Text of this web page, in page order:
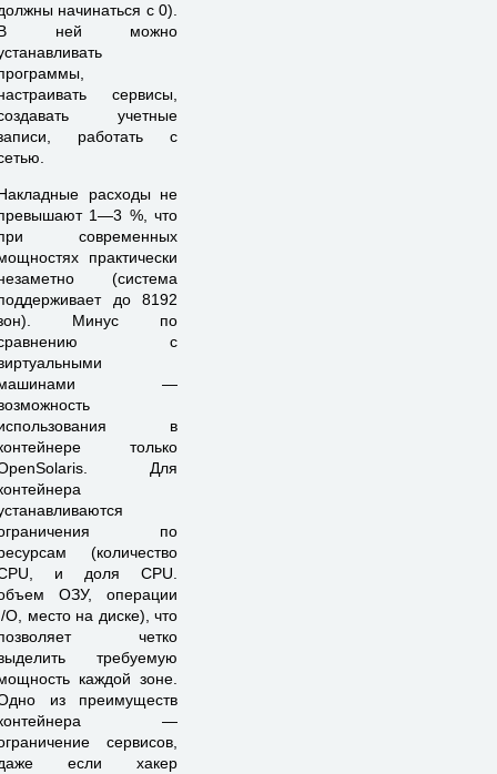
начинаться с 0).
ней можно
сервисы,
учетные
работать с
расходы не
1—3 %, что
современных
практически
(система
до 8192
Минус по
с
—
в
только
Для
по
(количество
и доля CPU.
ОЗУ, операции
O, место на диске), что
четко
требуемую
каждой зоне.
из преимуществ
—
сервисов,
если хакер